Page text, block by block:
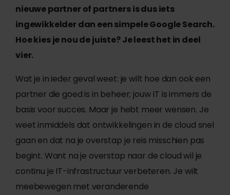
nieuwe partner of partners is dus iets
ingewikkelder dan een simpele Google Search.
Hoe kies je nou de juiste? Je leest het in deel
vier.
Wat je in ieder geval weet: je wilt hoe dan ook een
partner die goed is in beheer; jouw IT is immers de
basis voor succes. Maar je hebt meer wensen. Je
weet inmiddels dat ontwikkelingen in de cloud snel
gaan en dat na je overstap je reis misschien pas
begint. Want na je overstap naar de cloud wil je
continu je IT-infrastructuur verbeteren. Je wilt
meebewegen met veranderende